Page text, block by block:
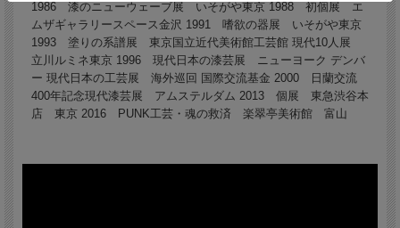
1986 漆のニューウェーブ展 いそがや東京 1988 初個展 エ
ムザギャラリースペース金沢 1991 嗜欲の器展 いそがや東京
1993 塗りの系譜展 東京国立近代美術館工芸館 現代10人展
立川ルミネ東京 1996 現代日本の漆芸展 ニューヨーク デンバ
ー 現代日本の工芸展 海外巡回 国際交流基金 2000 日蘭交流
400年記念現代漆芸展 アムステルダム 2013 個展 東急渋谷本
店 東京 2016 PUNK工芸・魂の救済 楽翠亭美術館 富山